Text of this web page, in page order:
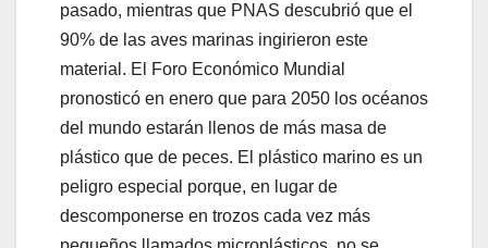
pasado, mientras que PNAS descubrió que el
90% de las aves marinas ingirieron este
material. El Foro Económico Mundial
pronosticó en enero que para 2050 los océanos
del mundo estarán llenos de más masa de
plástico que de peces. El plástico marino es un
peligro especial porque, en lugar de
descomponerse en trozos cada vez más